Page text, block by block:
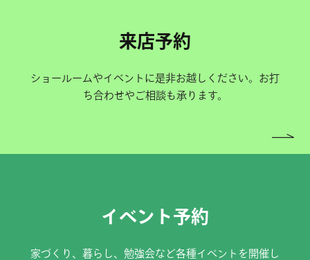
来店予約
ショールームやイベントに是非お越しください。お打
ち合わせやご相談も承ります。
イベント予約
家づくり、暮らし、勉強会など各種イベントを開催し